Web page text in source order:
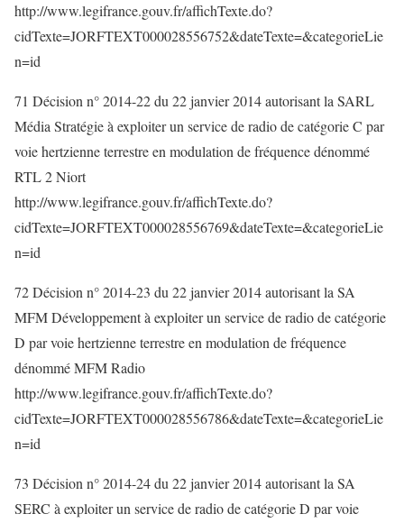
http://www.legifrance.gouv.fr/affichTexte.do?
cidTexte=JORFTEXT000028556752&dateTexte=&categorieLie
n=id
71 Décision n° 2014-22 du 22 janvier 2014 autorisant la SARL
Média Stratégie à exploiter un service de radio de catégorie C par
voie hertzienne terrestre en modulation de fréquence dénommé
RTL 2 Niort
http://www.legifrance.gouv.fr/affichTexte.do?
cidTexte=JORFTEXT000028556769&dateTexte=&categorieLie
n=id
72 Décision n° 2014-23 du 22 janvier 2014 autorisant la SA
MFM Développement à exploiter un service de radio de catégorie
D par voie hertzienne terrestre en modulation de fréquence
dénommé MFM Radio
http://www.legifrance.gouv.fr/affichTexte.do?
cidTexte=JORFTEXT000028556786&dateTexte=&categorieLie
n=id
73 Décision n° 2014-24 du 22 janvier 2014 autorisant la SA
SERC à exploiter un service de radio de catégorie D par voie